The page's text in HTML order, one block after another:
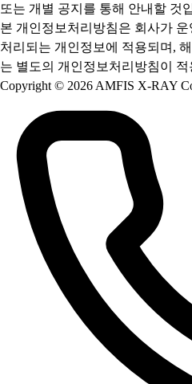
또는 개별 공지를 통해 안내할 것
본 개인정보처리방침은 회사가
처리되는 개인정보에 적용되며,
는 별도의 개인정보처리방침이
Copyright © 2026 AMFIS X-RAY